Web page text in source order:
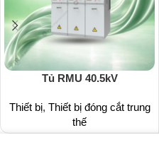
Tủ RMU 40.5kV
Thiết bị, Thiết bị đóng cắt trung
thế